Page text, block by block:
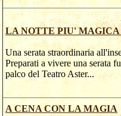
LA NOTTE PIU'
Una serata straordinaria
Preparati a vivere una serata
palco del Teatro
A CENA CON LA MAGIA